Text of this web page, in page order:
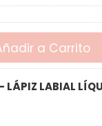
a Carrito
LÁPIZ LABIAL